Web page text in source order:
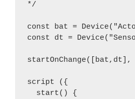
*/
const bat =
const dt =
script ({
  start() {